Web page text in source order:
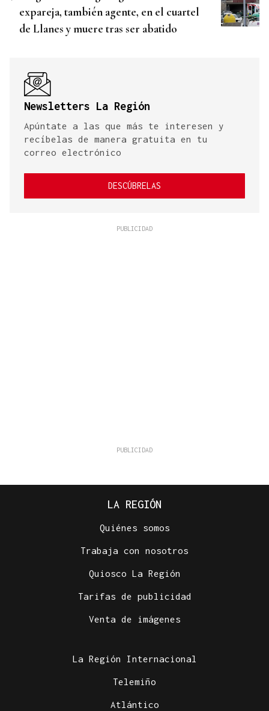
expareja, también agente, en el cuartel
de Llanes y muere tras ser abatido
Newsletters La Región
Apúntate a las que más te interesen y
recíbelas de manera gratuita en tu
correo electrónico
DESCÚBRELAS
LA REGIÓN
Quiénes somos
Trabaja con nosotros
Quiosco La Región
Tarifas de publicidad
Venta de imágenes
La Región Internacional
Telemiño
Atlántico